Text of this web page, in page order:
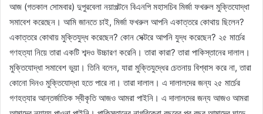
আজ (গতকাল সোমবার) দুপুরবেলা নয়াপল্টনে বিএনপি মহাসচিব মির্জা ফখরুল মুক্তিযোদ্ধা
সমাবেশ করেছেন। আমি জানতে চাই, মির্জা ফখরুল আপনি একাত্তরে কোথায় ছিলেন?
একাত্তরে কোথায় মুক্তিযুদ্ধ করেছেন? কোন সেক্টরে আপনি যুদ্ধ করেছেন? ২৫ মার্চের
গণহত্যা নিয়ে তারা একটি শব্দও উচ্চারণ করেনি। তারা কারা? তারা পাকিস্তানের দালাল।
মুক্তিযোদ্ধা সমাবেশ ভুয়া। তিনি বলেন, যারা মুক্তিযুদ্ধের চেতনায় বিশ্বাস করে না, তারা
কোনো দিনও মুক্তিযোদ্ধা হতে পারে না। তারা দালাল। এ দালালদের জন্য ২৫ মার্চের
গণহত্যার আন্তর্জাতিক স্বীকৃতি আজও আমরা পাইনি। এ দালালদের জন্য আজও আমরা